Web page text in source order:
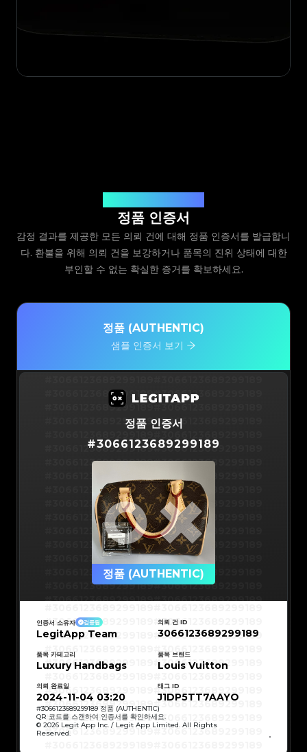
정품 인증서
감정 결과를 제공한 모든 의뢰 건에 대해 정품 인증서를 발급합니
다. 환불을 위해 의뢰 건을 보강하거나 품목의 진위 상태에 대한
부인할 수 없는 확실한 증거를 확보하세요.
정품 (AUTHENTIC)
샘플 인증서 보기
#3066123689299189#3066123689299189
#3066123689299189#3066123689299189
#3066123689299189#3066123689299189
#3066123689299189#3066123689299189
#3066123689299189#3066123689299189
#3066123689299189#3066123689299189
#3066123689299189#3066123689299189
#3066123689299189#3066123689299189
#3066123689299189#3066123689299189
#3066123689299189#3066123689299189
#3066123689299189#3066123689299189
#3066123689299189#3066123689299189
#3066123689299189#3066123689299189
#3066123689299189#3066123689299189
#3066123689299189
#3066123689299189
#3066123689299189
#3066123689299189
#3066123689299189
#3066123689299189
#3066123689299189
#3066123689299189
#3066123689299189
#3066123689299189
#3066123689299189
#3066123689299189
#3066123689299189#3066123689299189
#3066123689299189#3066123689299189
#3066123689299189
정품 인증서
#3066123689299189
정품 (AUTHENTIC)
#3066123689299189
#3066123689299189
#3066123689299189
#3066123689299189
#3066123689299189
#3066123689299189
#3066123689299189
#3066123689299189
#3066123689299189
#3066123689299189
#3066123689299189#3066123689299189
#3066123689299189#3066123689299189
#3066123689299189#3066123689299189
인증서 소유자 검증됨
LegitApp Team
의뢰 건 ID
3066123689299189
품목 카테고리
Luxury Handbags
품목 브랜드
Louis Vuitton
의뢰 완료일
2024-11-04 03:20
태그 ID
J1DP5TT7AAYO
#3066123689299189 정품 (AUTHENTIC)
QR 코드를 스캔하여 인증서를 확인하세요.
© 2026 Legit App Inc. / Legit App Limited. All Rights
Reserved.